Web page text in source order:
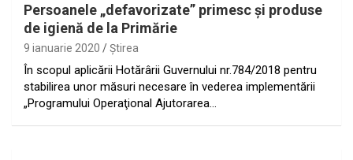
Persoanele „defavorizate” primesc şi produse
de igienă de la Primărie
9 ianuarie 2020 Ştirea
În scopul aplicării Hotărârii Guvernului nr.784/2018 pentru
stabilirea unor măsuri necesare în vederea implementării
„Programului Operaţional Ajutorarea…